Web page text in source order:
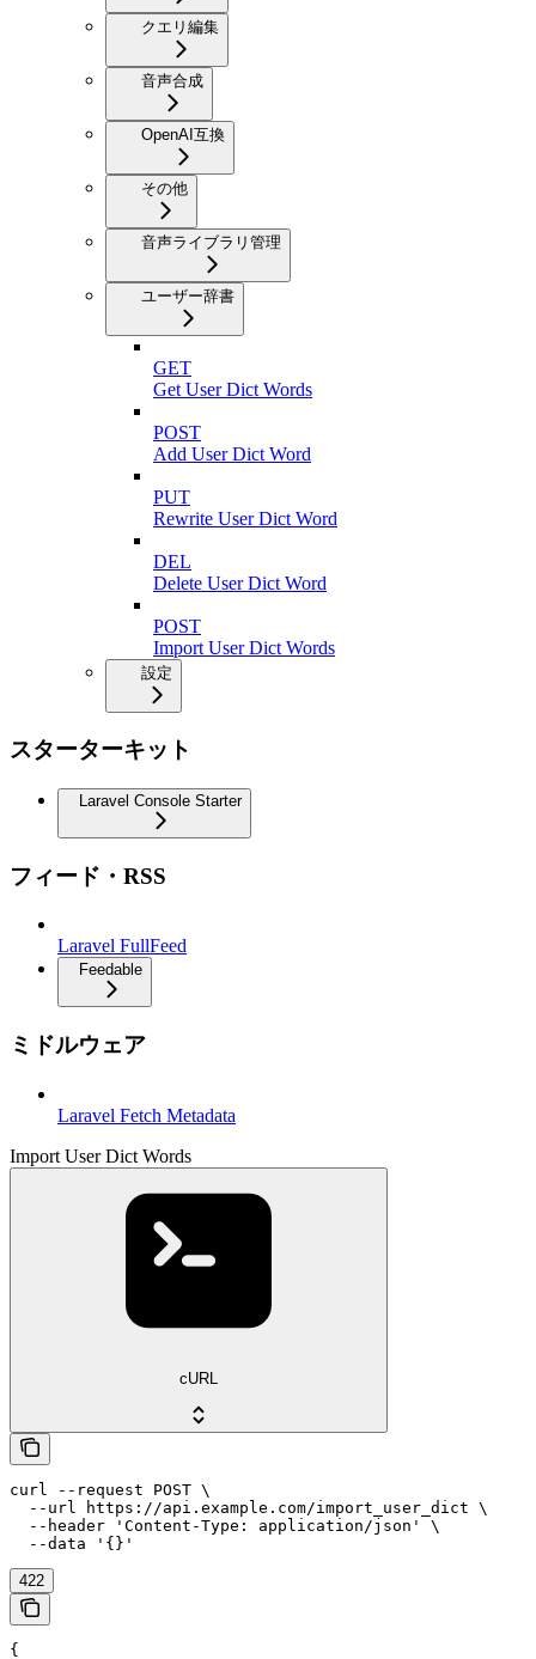
クエリ編集
音声合成
OpenAI互換
その他
音声ライブラリ管理
ユーザー辞書
GET
Get User Dict Words
POST
Add User Dict Word
PUT
Rewrite User Dict Word
DEL
Delete User Dict Word
POST
Import User Dict Words
設定
スターターキット
Laravel Console Starter
フィード・RSS
Laravel FullFeed
Feedable
ミドルウェア
Laravel Fetch Metadata
Import User Dict Words
cURL
curl --request POST \
  --url https://api.example.com/import_user_dict \
  --header 'Content-Type: application/json' \
  --data '{}'
422
{